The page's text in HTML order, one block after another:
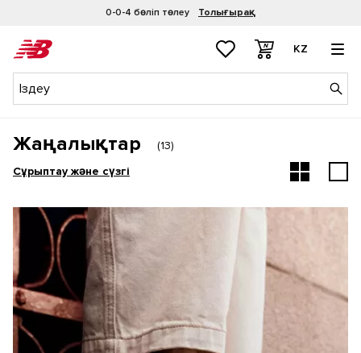
0-0-4 бөліп төлеу Толығырақ
KZ
Жаңалықтар (13)
Сұрыптау және сүзгі